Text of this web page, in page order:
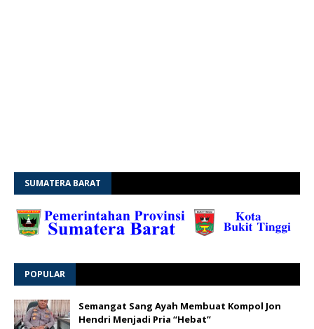
SUMATERA BARAT
POPULAR
Semangat Sang Ayah Membuat Kompol Jon
Hendri Menjadi Pria “Hebat”